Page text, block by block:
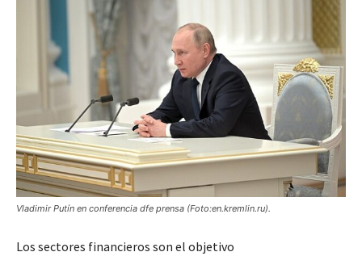
Vladimir Putín en conferencia dfe prensa (Foto:en.kremlin.ru).
Los sectores financieros son el objetivo